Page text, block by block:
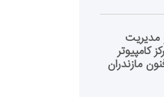
مدیریت
کامپیوتر
مازندران